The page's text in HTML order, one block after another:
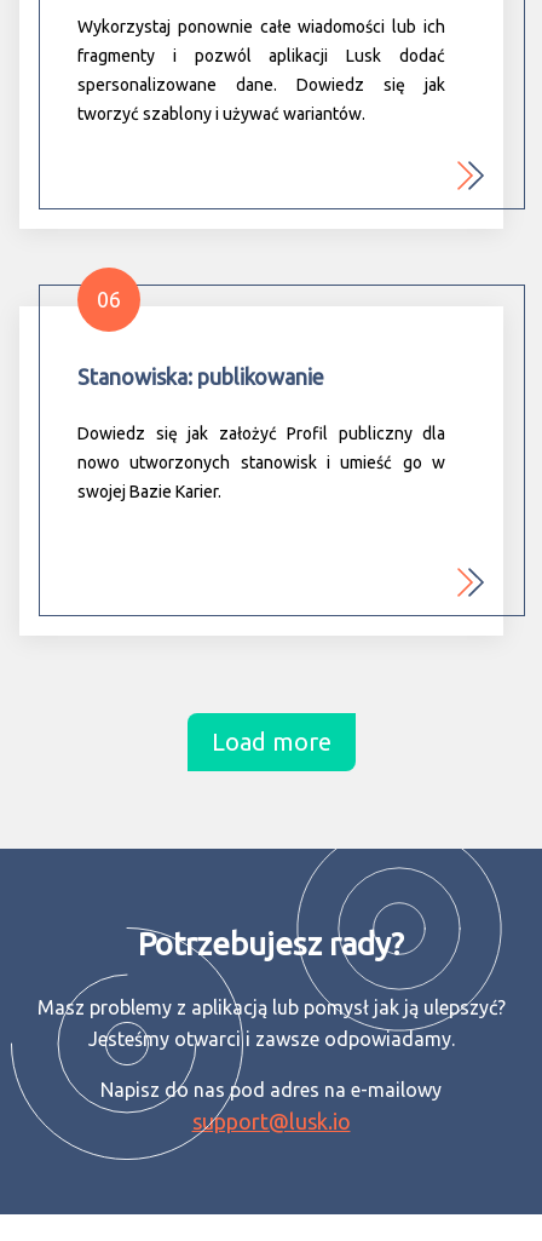
Wykorzystaj ponownie całe wiadomości lub ich
fragmenty i pozwól aplikacji Lusk dodać
spersonalizowane dane. Dowiedz się jak
tworzyć szablony i używać wariantów.
06
Stanowiska: publikowanie
Dowiedz się jak założyć Profil publiczny dla
nowo utworzonych stanowisk i umieść go w
swojej Bazie Karier.
Load more
Potrzebujesz rady?
Masz problemy z aplikacją lub pomysł jak ją ulepszyć?
Jesteśmy otwarci i zawsze odpowiadamy.
Napisz do nas pod adres na e-mailowy
support@lusk.io